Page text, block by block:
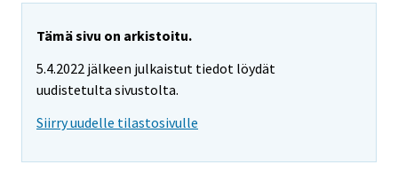
Tämä sivu on arkistoitu.
5.4.2022 jälkeen julkaistut tiedot löydät
uudistetulta sivustolta.
Siirry uudelle tilastosivulle